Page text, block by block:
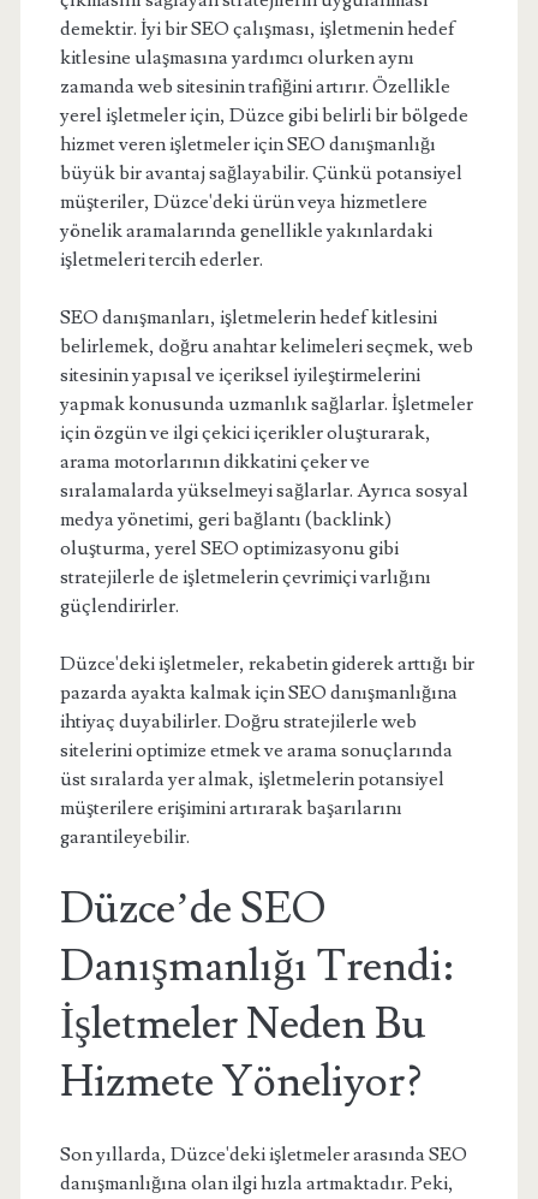
demektir. İyi bir SEO çalışması, işletmenin hedef
kitlesine ulaşmasına yardımcı olurken aynı
zamanda web sitesinin trafiğini artırır. Özellikle
yerel işletmeler için, Düzce gibi belirli bir bölgede
hizmet veren işletmeler için SEO danışmanlığı
büyük bir avantaj sağlayabilir. Çünkü potansiyel
müşteriler, Düzce'deki ürün veya hizmetlere
yönelik aramalarında genellikle yakınlardaki
işletmeleri tercih ederler.
SEO danışmanları, işletmelerin hedef kitlesini
belirlemek, doğru anahtar kelimeleri seçmek, web
sitesinin yapısal ve içeriksel iyileştirmelerini
yapmak konusunda uzmanlık sağlarlar. İşletmeler
için özgün ve ilgi çekici içerikler oluşturarak,
arama motorlarının dikkatini çeker ve
sıralamalarda yükselmeyi sağlarlar. Ayrıca sosyal
medya yönetimi, geri bağlantı (backlink)
oluşturma, yerel SEO optimizasyonu gibi
stratejilerle de işletmelerin çevrimiçi varlığını
güçlendirirler.
Düzce'deki işletmeler, rekabetin giderek arttığı bir
pazarda ayakta kalmak için SEO danışmanlığına
ihtiyaç duyabilirler. Doğru stratejilerle web
sitelerini optimize etmek ve arama sonuçlarında
üst sıralarda yer almak, işletmelerin potansiyel
müşterilere erişimini artırarak başarılarını
garantileyebilir.
Düzce’de SEO
Danışmanlığı Trendi:
İşletmeler Neden Bu
Hizmete Yöneliyor?
Son yıllarda, Düzce'deki işletmeler arasında SEO
danışmanlığına olan ilgi hızla artmaktadır. Peki,